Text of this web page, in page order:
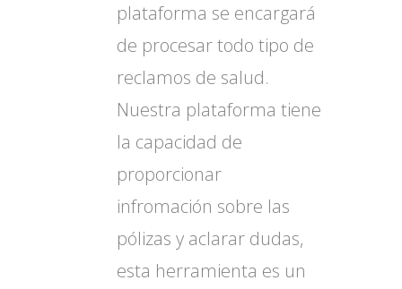
plataforma se encargará
de procesar todo tipo de
reclamos de salud.
Nuestra plataforma tiene
la capacidad de
proporcionar
infromación sobre las
pólizas y aclarar dudas,
esta herramienta es un